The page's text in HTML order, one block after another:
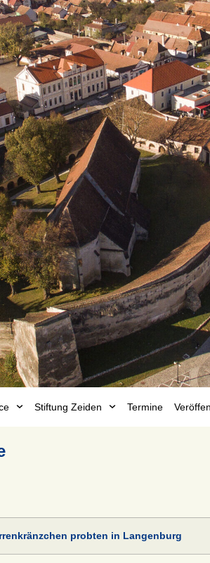
Stiftung Zeiden Termine
probten in Langenburg